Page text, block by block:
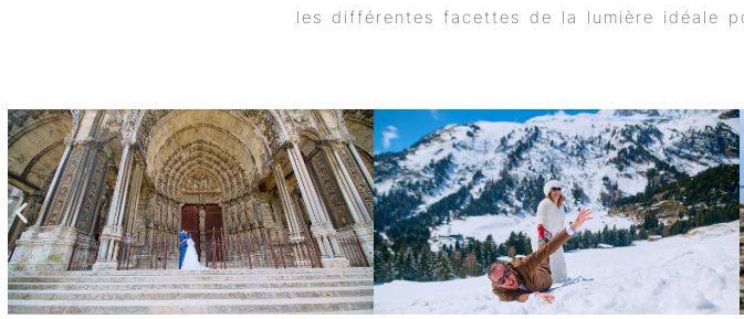
les différentes facettes de la lumière idéale